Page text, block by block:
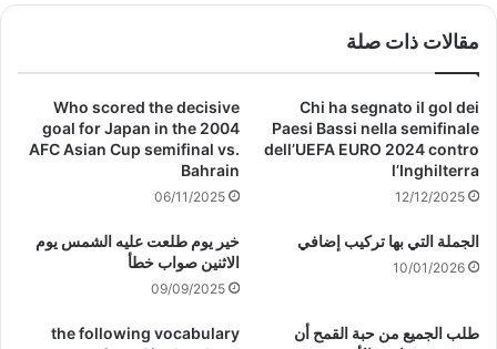
مقالات ذات صلة
Chi ha segnato il gol dei
Paesi Bassi nella semifinale
dell’UEFA EURO 2024 contro
l’Inghilterra
12/12/2025
Who scored the decisive
goal for Japan in the 2004
AFC Asian Cup semifinal vs.
Bahrain
06/11/2025
الجملة التي بها تركيب إضافي
10/01/2026
خير يوم طلعت عليه الشمس يوم
الاثنين صواب خطأ
09/09/2025
طلب الجميع من حبة القمح أن
the following vocabulary